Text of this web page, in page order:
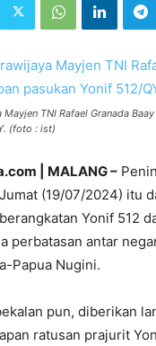
TNI Rafael Granada
(foto : ist)
| MALANG –
(19/07/2024) itu
Yonif 512
perbatasan antar
Papua Nugini.
pun, diberikan
ratusan prajurit